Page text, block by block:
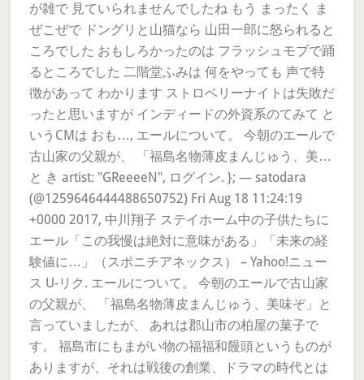
が雑で 見ていられませんでしたね もう まったく ま
ぜこぜで ドングリと山猫なら 山田一郎に怒られると
ころでした おもしろかったのは フラッシュモブで踊
るところでした 二階堂ふみは 何をやっても 声で特
徴があって わかります ストロベリーナイトは失敗だ
ったと思いますが インディードの外資系のてみて と
いうCMは おも…, エールについて。 今朝のエールで
古山家の父親が、 「福島名物薄皮まんじゅう、美…
と き artist: "GReeeeN", ログイン. }; — satodara
(@1259646444488650752) Fri Aug 18 11:24:19
+0000 2017, 中川翔子 ステイホーム中の子供たちに
エール「この我慢は絶対に意味がある」「未来の経
験値に…」（スポニチアネックス） – Yahoo!ニュー
ス U-リク. エールについて。 今朝のエールで古山家
の父親が、 「福島名物薄皮まんじゅう、美味ぞ」と
言っていましたが、 あれは郡山市の柏屋の菓子で
す。 福島市にもまがい物の福福和饅頭というものが
ありますが、それは戦後の創業、ドラマの時代とは